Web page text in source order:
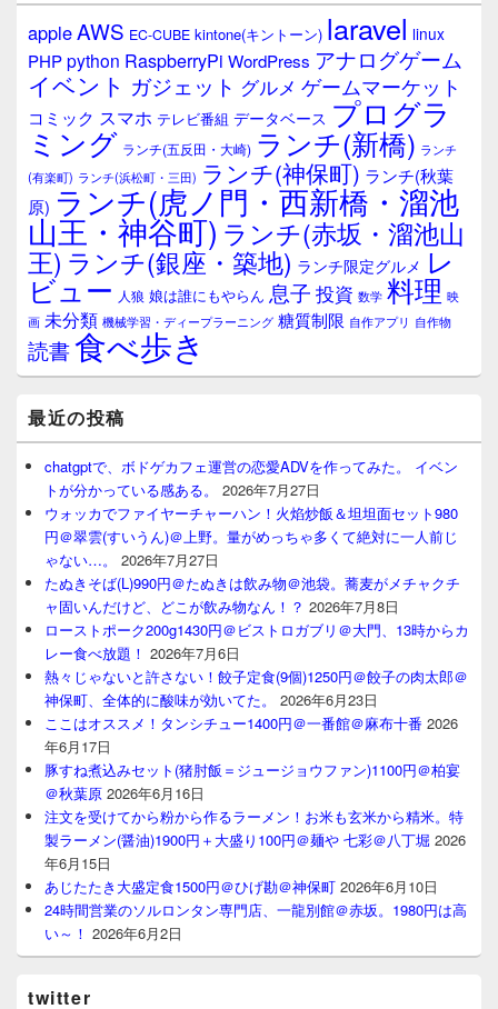
ウ
ィ
ジ
ェ
ア
appleAWS EC-CUBE kintone(キントーン) laravel linux
PHPpython RaspberryPi WordPress アナログゲーム
イベント ガジェット グルメ ゲームマーケット
コミック スマホ テレビ番組 データベース プログラ
ミング ランチ(五反田・大崎) ランチ(新橋) ランチ
(有楽町) ランチ(浜松町・三田) ランチ(神保町) ランチ(秋葉
原) ランチ(虎ノ門・西新橋・溜池
山王・神谷町) ランチ(赤坂・溜池山
王) ランチ(銀座・築地) ランチ限定グルメ レ
ビュー 人狼 娘は誰にもやらん 息子 投資 数学 料理 映
画 未分類 機械学習・ディープラーニング 糖質制限 自作アプリ 自作物
読書食べ歩き
最近の投稿
chatgptで、ボドゲカフェ運営の恋愛ADVを作ってみた。 イベン
トが分かっている感ある。
2026年7月27日
ウォッカでファイヤーチャーハン！火焰炒飯＆坦坦面セット980
円＠翠雲(すいうん)＠上野。量がめっちゃ多くて絶対に一人前じ
ゃない…。
2026年7月27日
たぬきそば(L)990円＠たぬきは飲み物＠池袋。蕎麦がメチャクチ
ャ固いんだけど、どこが飲み物なん！？ 2026年7月8日
ローストポーク200g1430円＠ビストロガブリ＠大門、13時からカ
レー食べ放題！ 2026年7月6日
熱々じゃないと許さない！餃子定食(9個)1250円＠餃子の肉太郎＠
神保町、全体的に酸味が効いてた。
2026年6月23日
ここはオススメ！タンシチュー1400円＠一番館＠麻布十番 2026
年6月17日
豚すね煮込みセット(猪肘飯＝ジュージョウファン)1100円＠柏宴
＠秋葉原 2026年6月16日
注文を受けてから粉から作るラーメン！お米も玄米から精米。特
製ラーメン(醤油)1900円＋大盛り100円＠麺や 七彩＠八丁堀 2026
年6月15日
あじたたき大盛定食1500円＠ひげ勘＠神保町 2026年6月10日
24時間営業のソルロンタン専門店、一龍別館＠赤坂。1980円は高
い～！ 2026年6月2日
twitter